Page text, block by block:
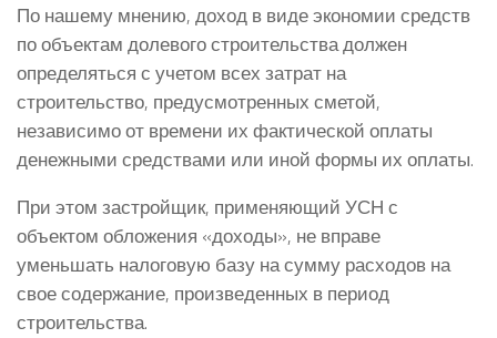
По нашему мнению, доход в виде экономии средств
по объектам долевого строительства должен
определяться с учетом всех затрат на
строительство, предусмотренных сметой,
независимо от времени их фактической оплаты
денежными средствами или иной формы их оплаты.
При этом застройщик, применяющий УСН с
объектом обложения «доходы», не вправе
уменьшать налоговую базу на сумму расходов на
свое содержание, произведенных в период
строительства.